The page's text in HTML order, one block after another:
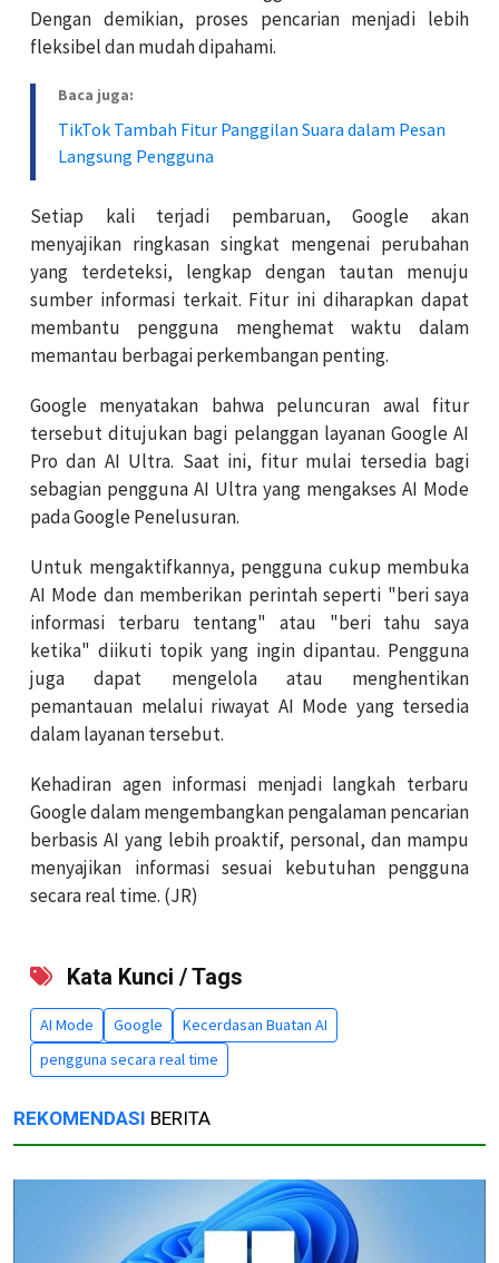
Dengan demikian, proses pencarian menjadi lebih
fleksibel dan mudah dipahami.
Baca juga:
TikTok Tambah Fitur Panggilan Suara dalam Pesan
Langsung Pengguna
Setiap kali terjadi pembaruan, Google akan
menyajikan ringkasan singkat mengenai perubahan
yang terdeteksi, lengkap dengan tautan menuju
sumber informasi terkait. Fitur ini diharapkan dapat
membantu pengguna menghemat waktu dalam
memantau berbagai perkembangan penting.
Google menyatakan bahwa peluncuran awal fitur
tersebut ditujukan bagi pelanggan layanan Google AI
Pro dan AI Ultra. Saat ini, fitur mulai tersedia bagi
sebagian pengguna AI Ultra yang mengakses AI Mode
pada Google Penelusuran.
Untuk mengaktifkannya, pengguna cukup membuka
AI Mode dan memberikan perintah seperti "beri saya
informasi terbaru tentang" atau "beri tahu saya
ketika" diikuti topik yang ingin dipantau. Pengguna
juga dapat mengelola atau menghentikan
pemantauan melalui riwayat AI Mode yang tersedia
dalam layanan tersebut.
Kehadiran agen informasi menjadi langkah terbaru
Google dalam mengembangkan pengalaman pencarian
berbasis AI yang lebih proaktif, personal, dan mampu
menyajikan informasi sesuai kebutuhan pengguna
secara real time. (JR)
Kata Kunci / Tags
AI Mode Google
Kecerdasan Buatan AI
pengguna secara real time
REKOMENDASI BERITA